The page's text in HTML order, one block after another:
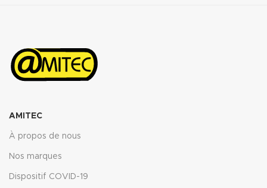
AMITEC
À propos de nous
Nos marques
Dispositif COVID-19